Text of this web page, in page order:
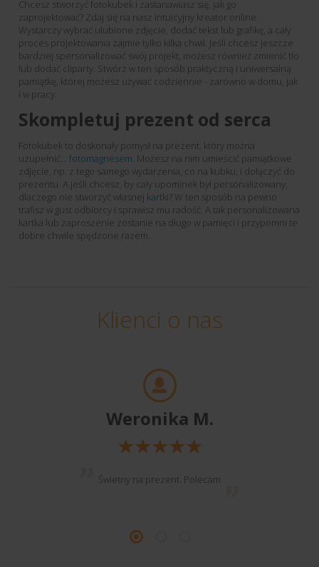
Chcesz stworzyć fotokubek i zastanawiasz się, jak go
zaprojektować? Zdaj się na nasz intuicyjny kreator online.
Wystarczy wybrać ulubione zdjęcie, dodać tekst lub grafikę, a cały
proces projektowania zajmie tylko kilka chwil. Jeśli chcesz jeszcze
bardziej spersonalizować swój projekt, możesz również zmienić tło
lub dodać cliparty. Stwórz w ten sposób praktyczną i uniwersalną
pamiątkę, której możesz używać codziennie - zarówno w domu, jak
i w pracy.
Skompletuj prezent od serca
Fotokubek to doskonały pomysł na prezent, który można
uzupełnić… fotomagnesem. Możesz na nim umieścić pamiątkowe
zdjęcie, np. z tego samego wydarzenia, co na kubku, i dołączyć do
prezentu. A jeśli chcesz, by cały upominek był personalizowany,
dlaczego nie stworzyć własnej kartki? W ten sposób na pewno
trafisz w gust odbiorcy i sprawisz mu radość. A tak personalizowana
kartka lub zaproszenie zostanie na długo w pamięci i przypomni te
dobre chwile spędzone razem.
Klienci o nas
Weronika M.
Świetny na prezent. Polecam